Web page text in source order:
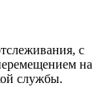
с
на
службы.